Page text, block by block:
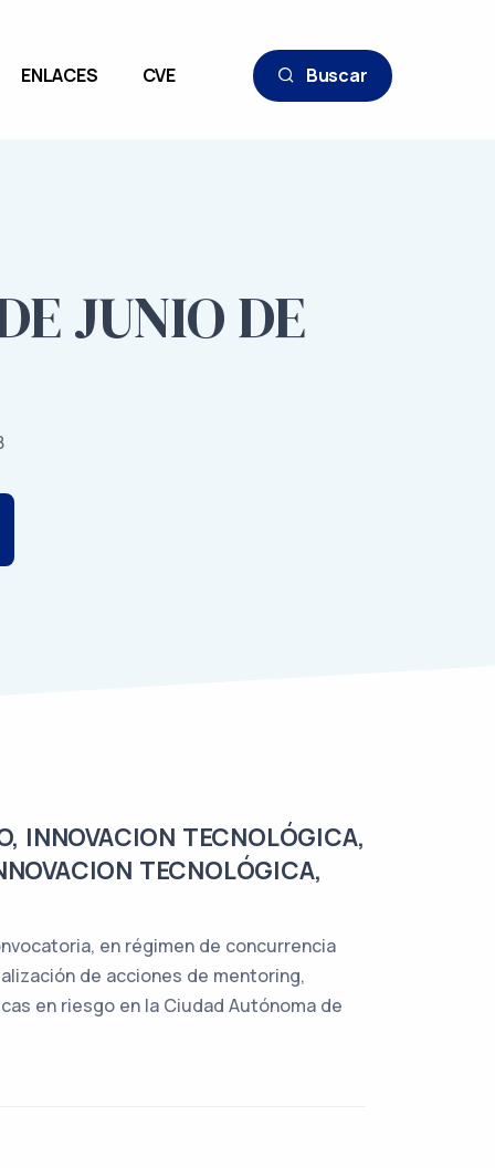
ENLACES CVE Buscar
JUNIO DE
INNOVACION TECNOLÓGICA,
TECNOLÓGICA,
en régimen de concurrencia
de acciones de mentoring,
en riesgo en la Ciudad Autónoma de